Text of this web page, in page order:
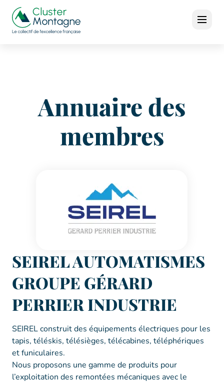
Annuaire des
membres
SEIREL AUTOMATISMES
GROUPE GÉRARD
PERRIER INDUSTRIE
SEIREL construit des équipements électriques pour les
tapis, téléskis, télésièges, télécabines, téléphériques
et funiculaires.
Nous proposons une gamme de produits pour
l’exploitation des remontées mécaniques avec le